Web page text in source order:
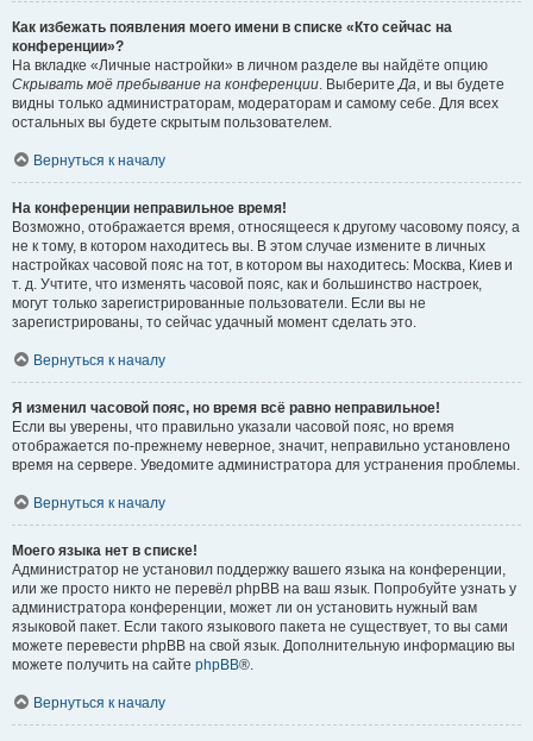
Как избежать появления моего имени в списке «Кто сейчас на
конференции»?
На вкладке «Личные настройки» в личном разделе вы найдёте опцию
Скрывать моё пребывание на конференции. ВыберитеДа, и вы будете
видны только администраторам, модераторам и самому себе. Для всех
остальных вы будете скрытым пользователем.
Вернуться к началу
На конференции неправильное время!
Возможно, отображается время, относящееся к другому часовому поясу, а
не к тому, в котором находитесь вы. В этом случае измените в личных
настройках часовой пояс на тот, в котором вы находитесь: Москва, Киев и
т. д. Учтите, что изменять часовой пояс, как и большинство настроек,
могут только зарегистрированные пользователи. Если вы не
зарегистрированы, то сейчас удачный момент сделать это.
Вернуться к началу
Я изменил часовой пояс, но время всё равно неправильное!
Если вы уверены, что правильно указали часовой пояс, но время
отображается по-прежнему неверное, значит, неправильно установлено
время на сервере. Уведомите администратора для устранения проблемы.
Вернуться к началу
Моего языка нет в списке!
Администратор не установил поддержку вашего языка на конференции,
или же просто никто не перевёл phpBB на ваш язык. Попробуйте узнать у
администратора конференции, может ли он установить нужный вам
языковой пакет. Если такого языкового пакета не существует, то вы сами
можете перевести phpBB на свой язык. Дополнительную информацию вы
можете получить на сайте phpBB®.
Вернуться к началу